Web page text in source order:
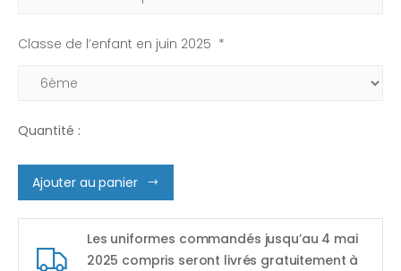
Classe de l’enfant en juin 2025 *
Quantité :
Ajouter au panier
Les uniformes commandés jusqu’au 4 mai
2025 compris seront livrés gratuitement à